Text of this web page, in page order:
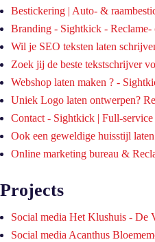
Bestickering | Auto- &
Branding - Sightkick - Reclame-
Wil je SEO teksten laten
Zoek jij de beste tekstschrijver
Webshop laten maken ? -
Uniek Logo laten ontwerpen?
Contact - Sightkick | Full-
Ook een geweldige huisstijl
Online marketing bureau &
Projects
Social media Het Klushuis - De
Social media Acanthus